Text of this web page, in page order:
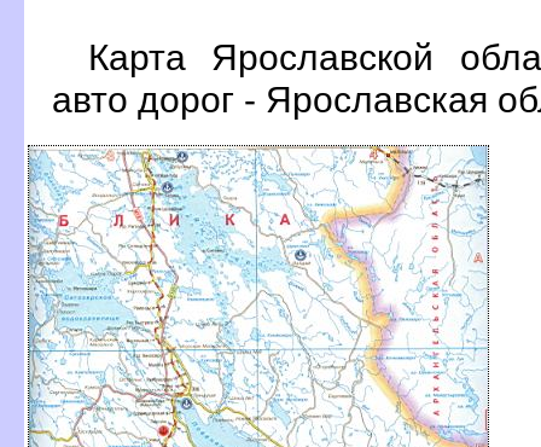
Карта Ярославской
авто дорог - Ярославская